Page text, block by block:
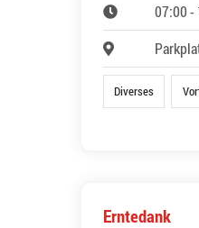
07:00 -
Diverses
Erntedank